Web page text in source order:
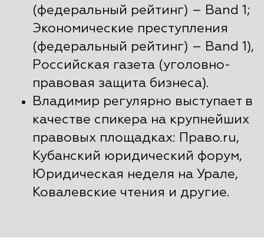
(федеральный рейтинг) – Band 1;
Экономические преступления
(федеральный рейтинг) – Band 1),
Российская газета (уголовно-
правовая защита бизнеса).
Владимир регулярно выступает в
качестве спикера на крупнейших
правовых площадках: Право.ru,
Кубанский юридический форум,
Юридическая неделя на Урале,
Ковалевские чтения и другие.